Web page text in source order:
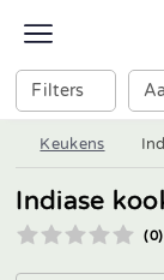
Filters
Keukens
Indiase
(0)